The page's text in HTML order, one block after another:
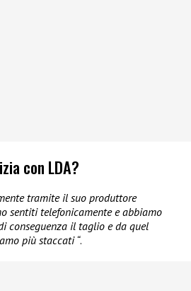
con LDA?
tramite il suo produttore
sentiti telefonicamente e abbiamo
conseguenza il taglio e da quel
più staccati “.